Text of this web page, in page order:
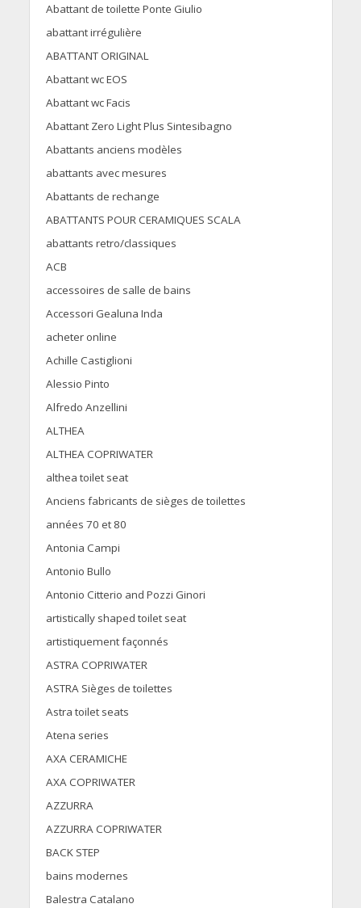
Abattant de toilette Ponte Giulio
abattant irrégulière
ABATTANT ORIGINAL
Abattant wc EOS
Abattant wc Facis
Abattant Zero Light Plus Sintesibagno
Abattants anciens modèles
abattants avec mesures
Abattants de rechange
ABATTANTS POUR CERAMIQUES SCALA
abattants retro/classiques
ACB
accessoires de salle de bains
Accessori Gealuna Inda
acheter online
Achille Castiglioni
Alessio Pinto
Alfredo Anzellini
ALTHEA
ALTHEA COPRIWATER
althea toilet seat
Anciens fabricants de sièges de toilettes
années 70 et 80
Antonia Campi
Antonio Bullo
Antonio Citterio and Pozzi Ginori
artistically shaped toilet seat
artistiquement façonnés
ASTRA COPRIWATER
ASTRA Sièges de toilettes
Astra toilet seats
Atena series
AXA CERAMICHE
AXA COPRIWATER
AZZURRA
AZZURRA COPRIWATER
BACK STEP
bains modernes
Balestra Catalano